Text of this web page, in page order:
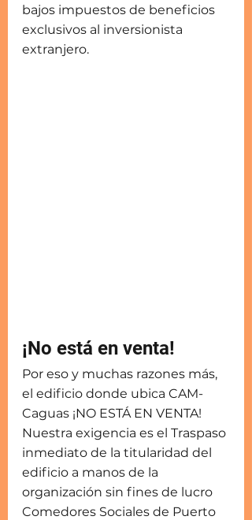
bajos impuestos de beneficios
exclusivos al inversionista
extranjero.
¡No está en venta!
Por eso y muchas razones más,
el edificio donde ubica CAM-
Caguas ¡NO ESTÁ EN VENTA!
Nuestra exigencia es el Traspaso
inmediato de la titularidad del
edificio a manos de la
organización sin fines de lucro
Comedores Sociales de Puerto